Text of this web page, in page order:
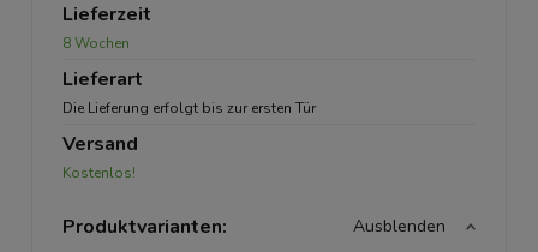
Lieferzeit
8 Wochen
Lieferart
Die Lieferung erfolgt bis zur ersten Tür
Versand
Kostenlos!
Produktvarianten: Ausblenden